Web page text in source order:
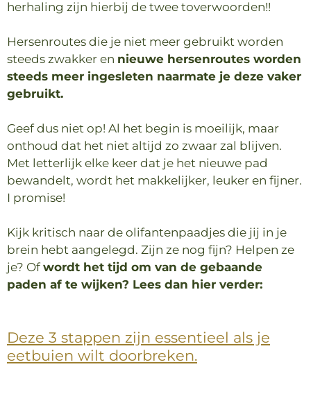
herhaling zijn hierbij de twee toverwoorden!!
Hersenroutes die je niet meer gebruikt worden
steeds zwakker en nieuwe hersenroutes worden
steeds meer ingesleten naarmate je deze vaker
gebruikt.
Geef dus niet op! Al het begin is moeilijk, maar
onthoud dat het niet altijd zo zwaar zal blijven.
Met letterlijk elke keer dat je het nieuwe pad
bewandelt, wordt het makkelijker, leuker en fijner.
I promise!
Kijk kritisch naar de olifantenpaadjes die jij in je
brein hebt aangelegd. Zijn ze nog fijn? Helpen ze
je? Ofwordt het tijd om van de gebaande
paden af te wijken? Lees dan hier verder:
Deze 3 stappen zijn essentieel als je
eetbuien wilt doorbreken.